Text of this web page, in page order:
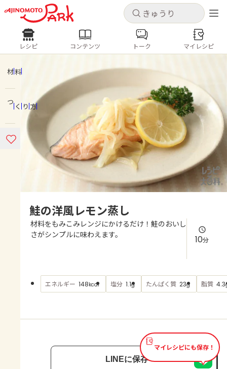
キャンセル
ログインするとレシピを保存できます
ログイン 新規登録
ホーム
コンテンツ
レシピ
よくあるお問い合わせ
AJINOMOTO PARK とは
キャンセル
レシピ コンテンツ
人気の食材・レシピ
きゅうり なす トマト
とうもろこし
ピーマン
みょうが ゴーヤ
レシピ コンテンツ トーク マイレシピ
材料
つくり方
鮭の洋風レモン蒸し
材料をもみこみレンジにかけるだけ！鮭のおいし
さがシンプルに味わえます。
10分
エネルギー 148kcal 塩分 1.1g たんぱく質 23g 脂質 4.3
マイレシピにも保存！
LINEに保存